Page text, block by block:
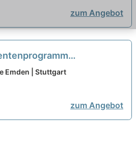
zum Angebot
vertriebsorientiert
SBW (m/w/d)
Emden | Stuttgart
zum Angebot